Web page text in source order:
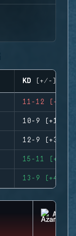
KD (+/-)
11-12 (-1)
10-9 (+1)
12-9 (+3)
15-11 (+4)
13-9 (+4)
AZAMI